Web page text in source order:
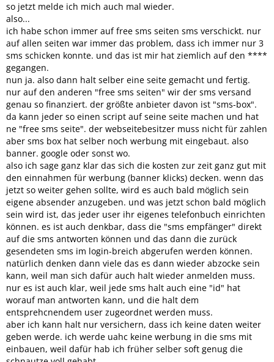
so jetzt melde ich mich auch mal wieder.
also...
ich habe schon immer auf free sms seiten sms verschickt. nur
auf allen seiten war immer das problem, dass ich immer nur 3
sms schicken konnte. und das ist mir hat ziemlich auf den ****
gegangen.
nun ja. also dann halt selber eine seite gemacht und fertig.
nur auf den anderen "free sms seiten" wir der sms versand
genau so finanziert. der größte anbieter davon ist "sms-box".
da kann jeder so einen script auf seine seite machen und hat
ne "free sms seite". der webseitebesitzer muss nicht für zahlen
aber sms box hat selber noch werbung mit eingebaut. also
banner. google oder sonst wo.
also ich sage ganz klar das sich die kosten zur zeit ganz gut mit
den einnahmen für werbung (banner klicks) decken. wenn das
jetzt so weiter gehen sollte, wird es auch bald möglich sein
eigene absender anzugeben. und was jetzt schon bald möglich
sein wird ist, das jeder user ihr eigenes telefonbuch einrichten
können. es ist auch denkbar, dass die "sms empfänger" direkt
auf die sms antworten können und das dann die zurück
gesendeten sms im login-breich abgerufen werden können.
natürlich denken dann viele das es dann wieder abzocke sein
kann, weil man sich dafür auch halt wieder anmelden muss.
nur es ist auch klar, weil jede sms halt auch eine "id" hat
worauf man antworten kann, und die halt dem
entsprehcnendem user zugeordnet werden muss.
aber ich kann halt nur versichern, dass ich keine daten weiter
geben werde. ich werde uahc keine werbung in die sms mit
einbauen, weil dafür hab ich früher selber soft genug die